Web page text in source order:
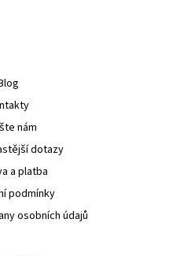
nám
dotazy
a platba
podmínky
osobních údajů